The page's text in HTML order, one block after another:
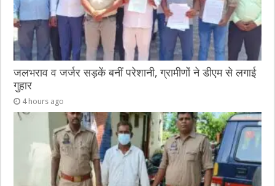
जलभराव व जर्जर सड़कें बनीं परेशानी, ग्रामीणों ने डीएम से लगाई
गुहार
4 hours ago